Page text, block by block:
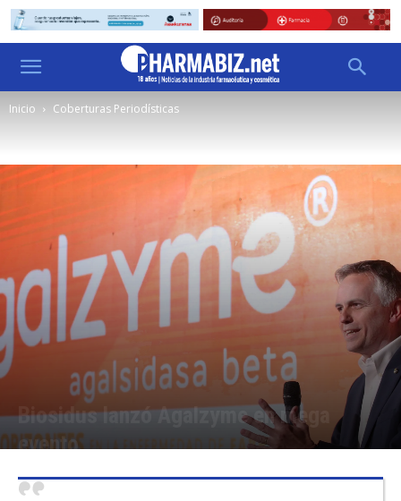
Inicio Coberturas Periodísticas
Biosidus lanzó Agalzyme en mega
evento